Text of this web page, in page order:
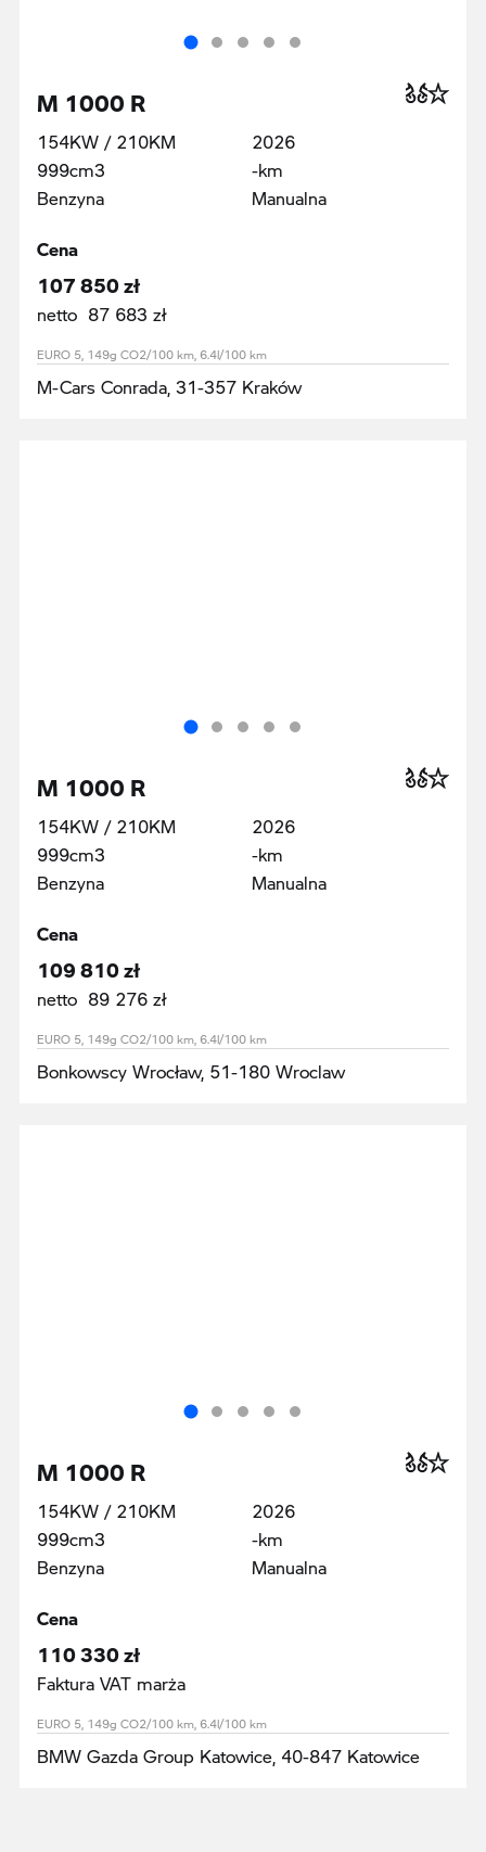
M 1000 R
154KW / 210KM
999cm3
Benzyna
2026
-km
Manualna
Cena
107 850 zł
netto 87 683 zł
EURO 5, 149g CO2/100 km, 6.4l/100 km
M-Cars Conrada, 31-357 Kraków
M 1000 R
154KW / 210KM
999cm3
Benzyna
2026
-km
Manualna
Cena
109 810 zł
netto 89 276 zł
EURO 5, 149g CO2/100 km, 6.4l/100 km
Bonkowscy Wrocław, 51-180 Wroclaw
M 1000 R
154KW / 210KM
999cm3
Benzyna
2026
-km
Manualna
Cena
110 330 zł
Faktura VAT marża
EURO 5, 149g CO2/100 km, 6.4l/100 km
BMW Gazda Group Katowice, 40-847 Katowice